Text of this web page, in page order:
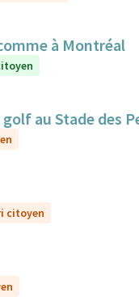
à Montréal
au Stade des
citoyen